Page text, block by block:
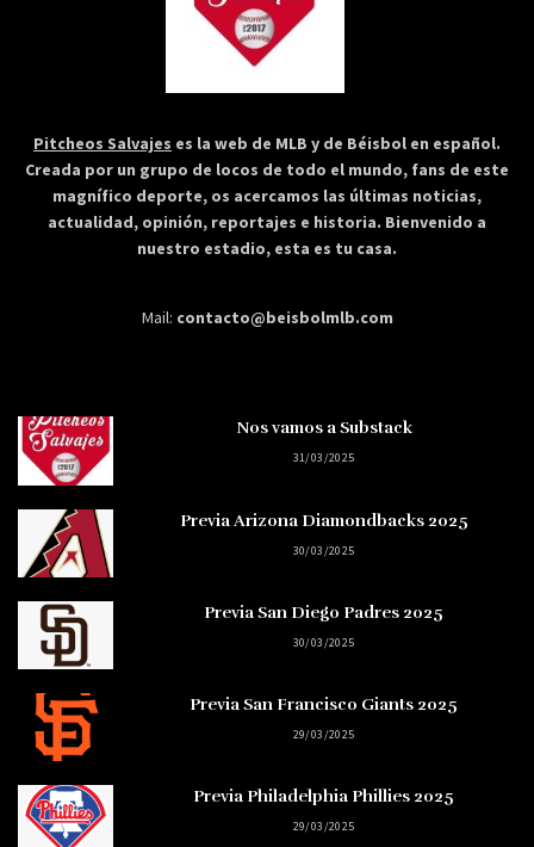
Pitcheos Salvajes es la web de MLB y de Béisbol en español.
Creada por un grupo de locos de todo el mundo, fans de este
magnífico deporte, os acercamos las últimas noticias,
actualidad, opinión, reportajes e historia. Bienvenido a
nuestro estadio, esta es tu casa.
Mail: contacto@beisbolmlb.com
Nos vamos a Substack
31/03/2025
Previa Arizona Diamondbacks 2025
30/03/2025
Previa San Diego Padres 2025
30/03/2025
Previa San Francisco Giants 2025
29/03/2025
Previa Philadelphia Phillies 2025
29/03/2025